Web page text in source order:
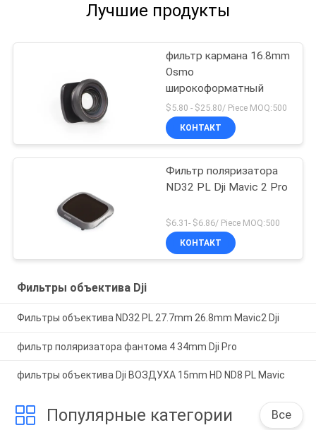
Лучшие продукты
фильтр кармана 16.8mm
Osmo
широкоформатный
$5.80 - $25.80/ Piece MOQ:500
КОНТАКТ
Фильтр поляризатора
ND32 PL Dji Mavic 2 Pro
$6.31- $6.86/ Piece MOQ:500
КОНТАКТ
Фильтры объектива Dji
Фильтры объектива ND32 PL 27.7mm 26.8mm Mavic2 Dji
фильтр поляризатора фантома 4 34mm Dji Pro
фильтры объектива Dji ВОЗДУХА 15mm HD ND8 PL Mavic
Популярные категории Все